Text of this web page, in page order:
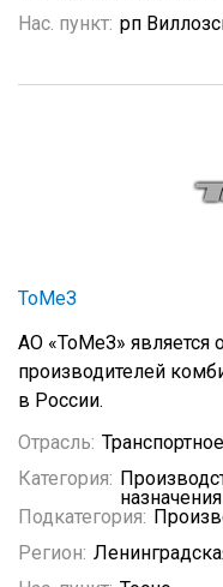
Нас. пункт: рп
ТоМеЗ
АО «ТоМеЗ» является
производителей
в России.
Отрасль:
Категория:
назначения
Подкатегория:
Регион: